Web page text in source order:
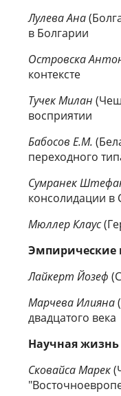
Лулева Ана
в Болгарии
Островска
контексте
Тучек Милан
восприятии
Бабосов Е.М.
переходного
Сумранек
консолидации в
Мюллер Клаус
Эмпирические
Лайкерт Йозеф
Марчева Илияна
двадцатого века
Научная жизнь
Сковайса Марек